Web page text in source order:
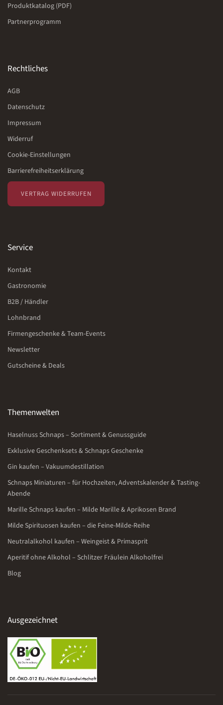
Produktkatalog (PDF)
Partnerprogramm
Rechtliches
AGB
Datenschutz
Impressum
Widerruf
Cookie-Einstellungen
Barrierefreiheitserklärung
VERTRAG WIDERRUFEN
Service
Kontakt
Gastronomie
B2B / Händler
Lohnbrand
Firmengeschenke & Team-Events
Newsletter
Gutscheine & Deals
Themenwelten
Haselnuss Schnaps – Sortiment & Genussguide
Exklusive Geschenksets & Schnaps Geschenke
Gin kaufen – Vakuumdestillation
Schnaps Miniaturen – für Hochzeiten, Adventskalender & Tasting-
Abende
Marille Schnaps kaufen – Milde Marille & Aprikosen Brand
Milde Spirituosen kaufen – die Feine-Milde-Reihe
Neutralalkohol kaufen – Weingeist & Primasprit
Aperitif ohne Alkohol – Schlitzer Fräulein Alkoholfrei
Blog
Ausgezeichnet